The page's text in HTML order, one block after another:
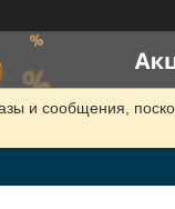
и сообщения,